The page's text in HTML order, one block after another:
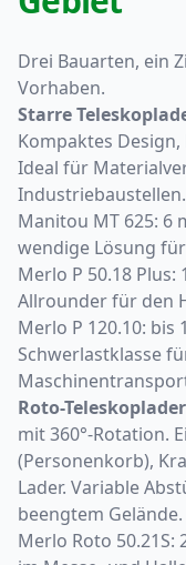
Drei Bauarten, ein
Vorhaben.
Starre
Kompaktes
Ideal für
Industriebaustellen.
Manitou MT 625: 6
wendige Lösung
Merlo P 50.18 Plus:
Allrounder für den
Merlo P 120.10: bis
Schwerlastklasse
Roto-
mit 360°-Rotation.
(Personenkorb),
Lader. Variable
beengtem Gelände.
Merlo Roto 50.21S: